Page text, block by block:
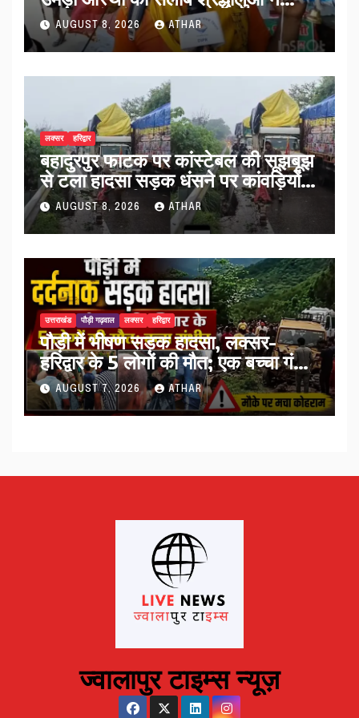
व्यवस्थाओं को सराहा…
AUGUST 8, 2026 ATHAR
लक्सर हरिद्वार
बहादुरपुर फाटक पर कांस्टेबल की सूझबूझ
से टला हादसा सड़क धंसने पर कांवड़ियों
को किया अलर्ट…
AUGUST 8, 2026 ATHAR
उत्तराखंड पौड़ी गढ़वाल लक्सर हरिद्वार
पौड़ी में भीषण सड़क हादसा, लक्सर-
हरिद्वार के 5 लोगों की मौत; एक बच्चा गंभीर
घायल…
AUGUST 7, 2026 ATHAR
ज्वालापुर टाइम्स न्यूज़